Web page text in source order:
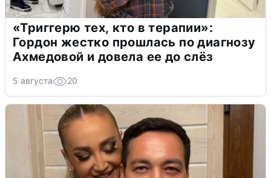
«Триггерю тех, кто в терапии»:
Гордон жестко прошлась по диагнозу
Ахмедовой и довела ее до слёз
5 августа 20